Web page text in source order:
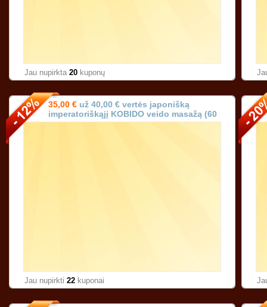
Jau nupirkta 20 kuponų
35,00 € už 40,00 € vertės japonišką
imperatoriškąjį KOBIDO veido masažą (60
min.) Vilniuje!
Jau nupirkti 22 kuponai